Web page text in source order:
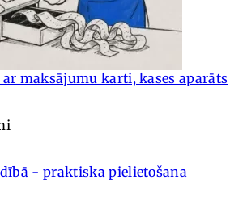
maksājumu karti, kases aparāts
- praktiska pielietošana